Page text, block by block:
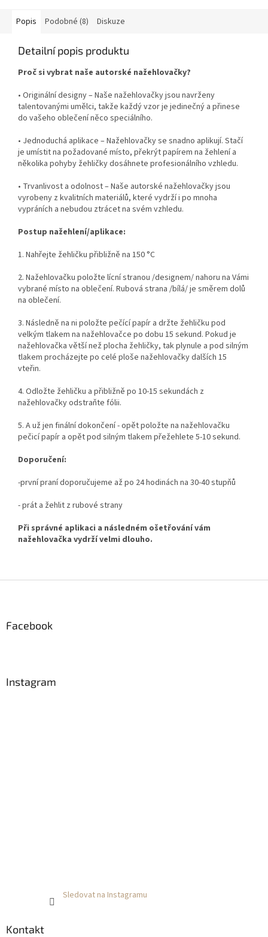
Popis Podobné (8) Diskuze
Detailní popis produktu
Proč si vybrat naše autorské nažehlovačky?
• Originální designy – Naše nažehlovačky jsou navrženy
talentovanými umělci, takže každý vzor je jedinečný a přinese
do vašeho oblečení něco speciálního.
• Jednoduchá aplikace – Nažehlovačky se snadno aplikují. Stačí
je umístit na požadované místo, překrýt papírem na žehlení a
několika pohyby žehličky dosáhnete profesionálního vzhledu.
• Trvanlivost a odolnost – Naše autorské nažehlovačky jsou
vyrobeny z kvalitních materiálů, které vydrží i po mnoha
vypráních a nebudou ztrácet na svém vzhledu.
Postup nažehlení/aplikace:
1. Nahřejte žehličku přibližně na 150 °C
2. Nažehlovačku položte lícní stranou /designem/ nahoru na Vámi
vybrané místo na oblečení. Rubová strana /bílá/ je směrem dolů
na oblečení.
3. Následně na ni položte pečící papír a držte žehličku pod
velkým tlakem na nažehlovačce po dobu 15 sekund. Pokud je
nažehlovačka větší než plocha žehličky, tak plynule a pod silným
tlakem procházejte po celé ploše nažehlovačky dalších 15
vteřin.
4. Odložte žehličku a přibližně po 10-15 sekundách z
nažehlovačky odstraňte fólii.
5. A už jen finální dokončení - opět položte na nažehlovačku
pečicí papír a opět pod silným tlakem přežehlete 5-10 sekund.
Doporučení:
-první praní doporučujeme až po 24 hodinách na 30-40 stupňů
- prát a žehlit z rubové strany
Při správné aplikaci a následném ošetřování vám
nažehlovačka vydrží velmi dlouho.
Facebook
Instagram
Sledovat na Instagramu
Kontakt